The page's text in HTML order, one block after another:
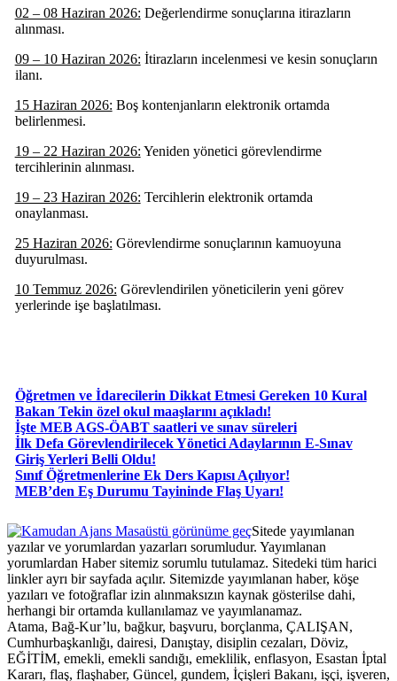
02 – 08 Haziran 2026: Değerlendirme sonuçlarına itirazların
alınması.
09 – 10 Haziran 2026: İtirazların incelenmesi ve kesin sonuçların
ilanı.
15 Haziran 2026: Boş kontenjanların elektronik ortamda
belirlenmesi.
19 – 22 Haziran 2026: Yeniden yönetici görevlendirme
tercihlerinin alınması.
19 – 23 Haziran 2026: Tercihlerin elektronik ortamda
onaylanması.
25 Haziran 2026: Görevlendirme sonuçlarının kamuoyuna
duyurulması.
10 Temmuz 2026: Görevlendirilen yöneticilerin yeni görev
yerlerinde işe başlatılması.
Öğretmen ve İdarecilerin Dikkat Etmesi Gereken 10 Kural
Bakan Tekin özel okul maaşlarını açıkladı!
İşte MEB AGS-ÖABT saatleri ve sınav süreleri
İlk Defa Görevlendirilecek Yönetici Adaylarının E-Sınav
Giriş Yerleri Belli Oldu!
Sınıf Öğretmenlerine Ek Ders Kapısı Açılıyor!
MEB’den Eş Durumu Tayininde Flaş Uyarı!
Masaüstü görünüme geçSitede yayımlanan
yazılar ve yorumlardan yazarları sorumludur. Yayımlanan
yorumlardan Haber sitemiz sorumlu tutulamaz. Sitedeki tüm harici
linkler ayrı bir sayfada açılır. Sitemizde yayımlanan haber, köşe
yazıları ve fotoğraflar izin alınmaksızın kaynak gösterilse dahi,
herhangi bir ortamda kullanılamaz ve yayımlanamaz.
Atama, Bağ-Kur’lu, bağkur, başvuru, borçlanma, ÇALIŞAN,
Cumhurbaşkanlığı, dairesi, Danıştay, disiplin cezaları, Döviz,
EĞİTİM, emekli, emekli sandığı, emeklilik, enflasyon, Esastan İptal
Kararı, flaş, flaşhaber, Güncel, gundem, İçişleri Bakanı, işçi, işveren,